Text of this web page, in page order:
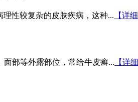
性较复杂的皮肤疾病，这种... 【详细
部等外露部位，常给牛皮癣... 【详细